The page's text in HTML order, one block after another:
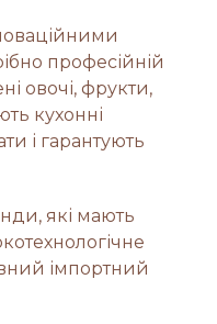
професійній
овочі, фрукти,
кухонні
і гарантують
які мають
імпортний